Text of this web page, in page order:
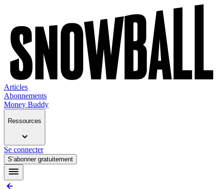
Articles
Abonnements
Money Buddy
Ressources
Se connecter
S’abonner gratuitement